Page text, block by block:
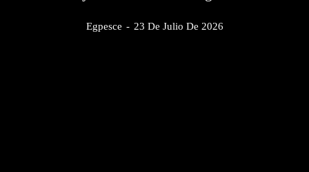
Egpesce - 23 De Julio De 2026